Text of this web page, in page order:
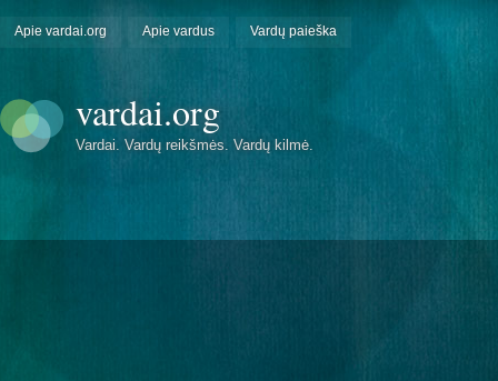
Apie vardai.org Apie vardus Vardų paieška
vardai.org
Vardai. Vardų reikšmės. Vardų kilmė.